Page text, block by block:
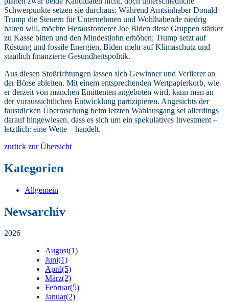
Schwerpunkte setzen sie durchaus: Während Amtsinhaber Donald
Trump die Steuern für Unternehmen und Wohlhabende niedrig
halten will, möchte Herausforderer Joe Biden diese Gruppen stärker
zu Kasse bitten und den Mindestlohn erhöhen; Trump setzt auf
Rüstung und fossile Energien, Biden mehr auf Klimaschutz und
staatlich finanzierte Gesundheitspolitik.
Aus diesen Stoßrichtungen lassen sich Gewinner und Verlierer an
der Börse ableiten. Mit einem entsprechenden Wertpapierkorb, wie
er derzeit von manchen Emittenten angeboten wird, kann man an
der voraussichtlichen Entwicklung partizipieren. Angesichts der
faustdicken Überraschung beim letzten Wahlausgang sei allerdings
darauf hingewiesen, dass es sich um ein spekulatives Investment –
letztlich: eine Wette – handelt.
zurück zur Übersicht
Kategorien
Allgemein
Newsarchiv
2026
August(1)
Juni(1)
April(5)
März(2)
Februar(5)
Januar(2)